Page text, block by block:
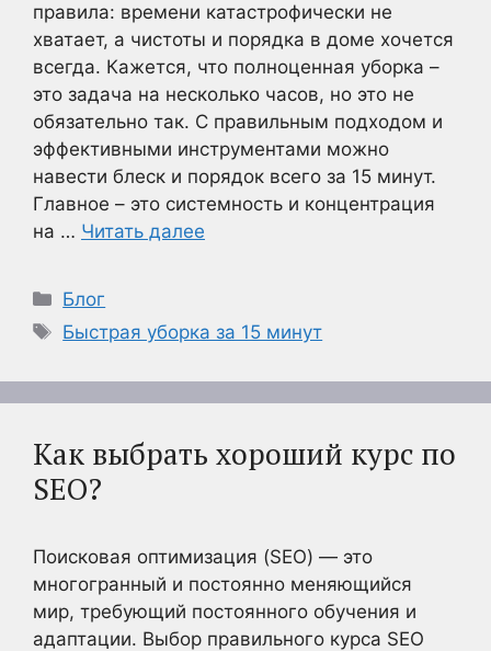
правила: времени катастрофически не
хватает, а чистоты и порядка в доме хочется
всегда. Кажется, что полноценная уборка –
это задача на несколько часов, но это не
обязательно так. С правильным подходом и
эффективными инструментами можно
навести блеск и порядок всего за 15 минут.
Главное – это системность и концентрация
на … Читать далее
Рубрики
Блог
Метки
Быстрая уборка за 15 минут
Как выбрать хороший курс по
SEO?
Поисковая оптимизация (SEO) — это
многогранный и постоянно меняющийся
мир, требующий постоянного обучения и
адаптации. Выбор правильного курса SEO